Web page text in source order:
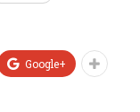
Google+